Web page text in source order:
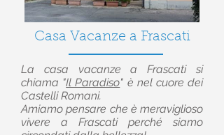
Casa Vacanze a Frascati
La casa vacanze a Frascati
si
chiama "Il Paradiso" è nel cuore dei
Castelli Romani.
Amiamo pensare che è meraviglioso
vivere a Frascati perché siamo